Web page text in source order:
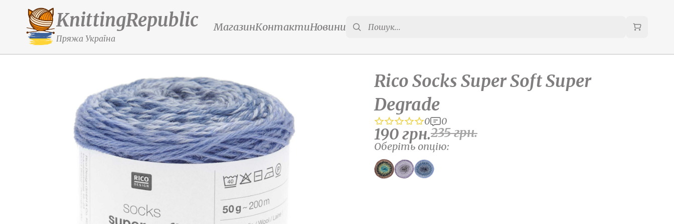
KnittingRepublic
Пряжа Україна
МагазинКонтактиНовини
Rico Socks Super Soft Super
Degrade
0 0
190грн.235грн.
Оберіть опцію: